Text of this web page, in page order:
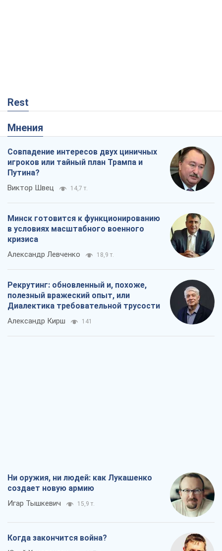
Rest
Мнения
Совпадение интересов двух циничных
игроков или тайный план Трампа и
Путина?
Виктор Швец 14,7 т.
Минск готовится к функционированию
в условиях масштабного военного
кризиса
Александр Левченко 18,9 т.
Рекрутинг: обновленный и, похоже,
полезный вражеский опыт, или
Диалектика требовательной трусости
Александр Кирш 141
Ни оружия, ни людей: как Лукашенко
создает новую армию
Игар Тышкевич 15,9 т.
Когда закончится война?